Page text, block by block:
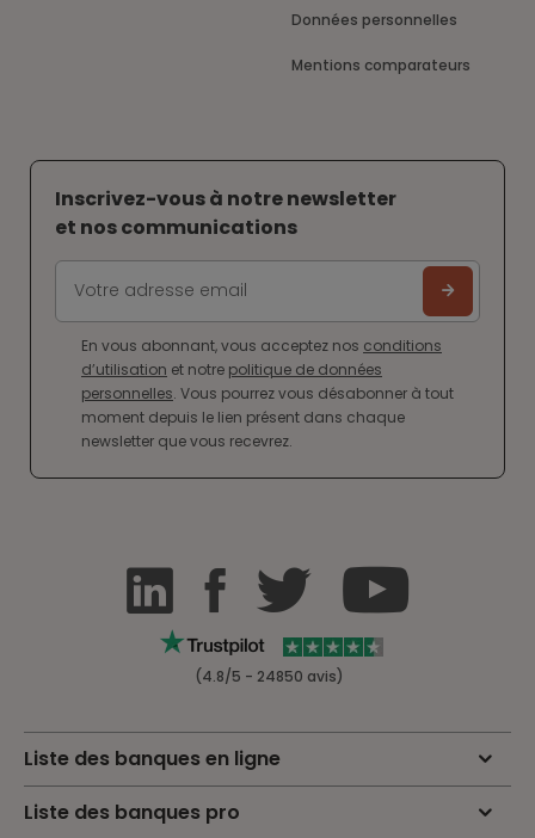
Données personnelles
Mentions comparateurs
Inscrivez-vous à notre newsletter
et nos communications
En vous abonnant, vous acceptez nos conditions
d’utilisation et notre politique de données
personnelles. Vous pourrez vous désabonner à tout
moment depuis le lien présent dans chaque
newsletter que vous recevrez.
(4.8/5 - 24850 avis)
Liste des banques en ligne
Liste des banques pro